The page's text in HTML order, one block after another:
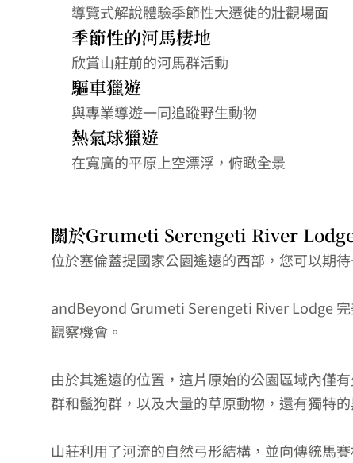
導覽式解說體驗季節性大遷徙的壯觀場面
季節性的河馬棲地
欣賞山莊前的河馬群活動
驅車獵遊
與專業導遊一同追蹤野生動物
熱氣球獵遊
在寬廣的平原上空漂浮，俯瞰全景
關於Grumeti Serengeti River
位於塞倫蓋提國家公園遙遠的西部，您可以期
andBeyond Grumeti Serengeti River Lodge
觀察機會。
由於其遙遠的位置，這片原始的公園區域內僅
群和鬣狗群，以及大量的草原動物，還有獨特
山莊利用了河流的自然弓形結構，並向傳統馬